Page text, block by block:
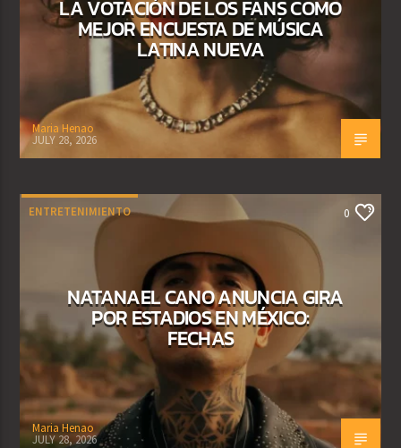
LA VOTACIÓN DE LOS FANS COMO
MEJOR ENCUESTA DE MÚSICA
LATINA NUEVA
Maria Henao
JULY 28, 2026
ENTRETENIMIENTO 0
NATANAEL CANO ANUNCIA GIRA
POR ESTADIOS EN MÉXICO:
FECHAS
Maria Henao
JULY 28, 2026